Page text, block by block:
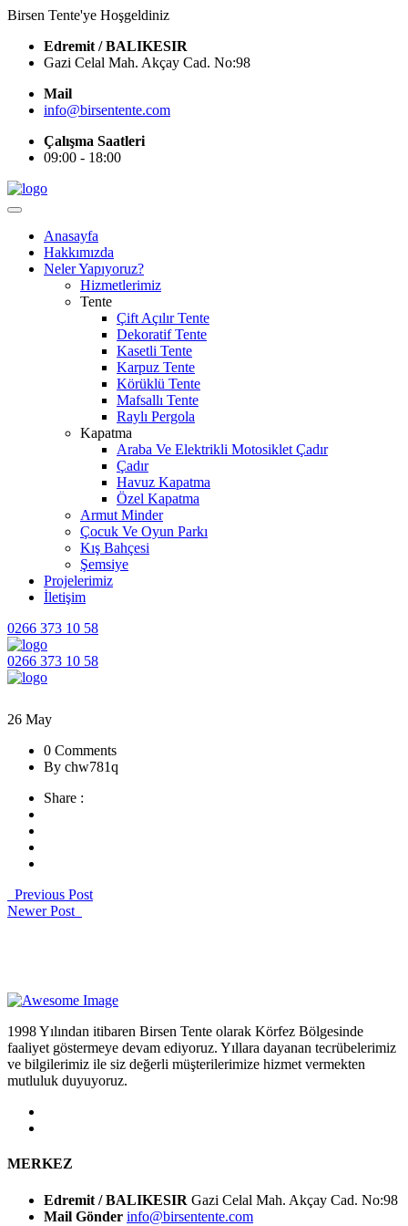
Birsen Tente'ye Hoşgeldiniz
Edremit / BALIKESIR
Gazi Celal Mah. Akçay Cad. No:98
Mail
info@birsentente.com
Çalışma Saatleri
09:00 - 18:00
Anasayfa
Hakkımızda
Neler Yapıyoruz?
Hizmetlerimiz
Tente
Çift Açılır Tente
Dekoratif Tente
Kasetli Tente
Karpuz Tente
Körüklü Tente
Mafsallı Tente
Raylı Pergola
Kapatma
Araba Ve Elektrikli Motosiklet Çadır
Çadır
Havuz Kapatma
Özel Kapatma
Armut Minder
Çocuk Ve Oyun Parkı
Kış Bahçesi
Şemsiye
Projelerimiz
İletişim
0266 373 10 58
0266 373 10 58
26 May
0 Comments
By chw781q
Share :
Previous Post
Newer Post
1998 Yılından itibaren Birsen Tente olarak Körfez Bölgesinde
faaliyet göstermeye devam ediyoruz. Yıllara dayanan tecrübelerimiz
ve bilgilerimiz ile siz değerli müşterilerimize hizmet vermekten
mutluluk duyuyoruz.
MERKEZ
Edremit / BALIKESIR Gazi Celal Mah. Akçay Cad. No:98
Mail Gönder info@birsentente.com